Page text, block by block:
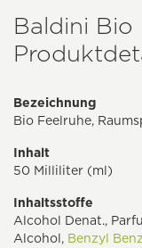
Baldini Bio
Bezeichnung
Bio Feelruhe,
Inhalt
50 Milliliter (ml)
Inhaltsstoffe
Alcohol Denat.,
Alcohol, Benzyl